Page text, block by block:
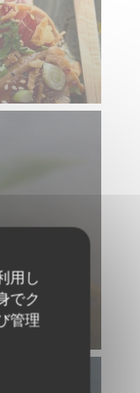
用し
でク
管理